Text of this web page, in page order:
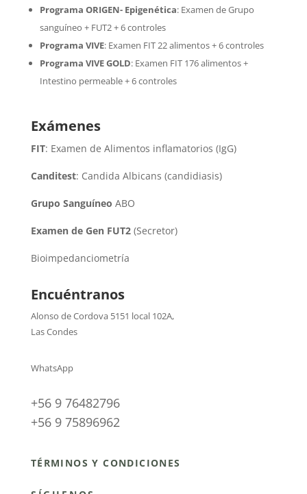
Programa ORIGEN- Epigenética:Examen de Grupo
sanguíneo + FUT2 + 6 controles
Programa VIVE: Examen FIT 22 alimentos + 6 controles
Programa VIVE GOLD: Examen FIT 176 alimentos +
Intestino permeable + 6 controles
Exámenes
FIT: Examen de Alimentos inflamatorios (IgG)
Canditest: Candida Albicans (candidiasis)
Grupo Sanguíneo ABO
Examen de Gen FUT2(Secretor)
Bioimpedanciometría
Encuéntranos
Alonso de Cordova 5151 local 102A,
Las Condes
WhatsApp
+56 9 76482796
+56 9 75896962
TÉRMINOS Y CONDICIONES